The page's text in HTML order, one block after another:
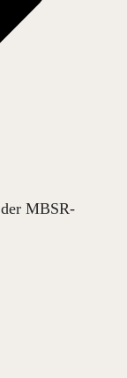
MBSR-